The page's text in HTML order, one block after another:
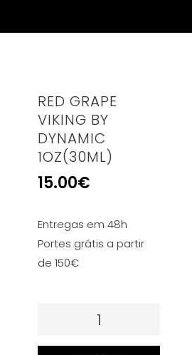
RED GRAPE
VIKING BY
DYNAMIC
1OZ(30ML)
15.00€
Entregas em 48h
Portes grátis a partir
de 150€
Quantidade